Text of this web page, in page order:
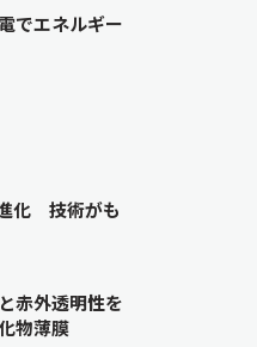
でエネルギー
化 技術がも
赤外透明性を
物薄膜